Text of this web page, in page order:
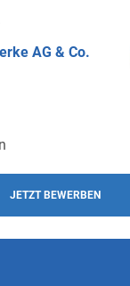
AG & Co.
JETZT BEWERBEN